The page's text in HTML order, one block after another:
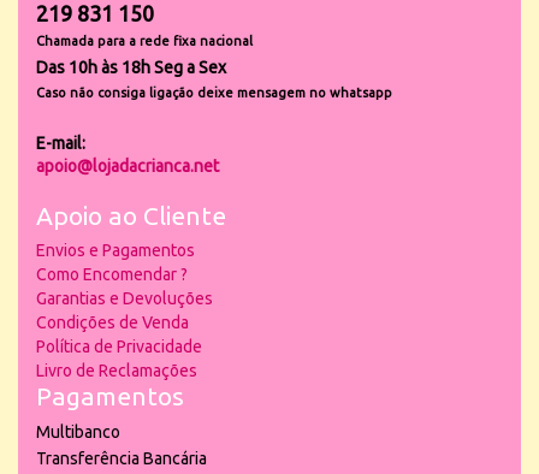
219 831 150
Chamada para a rede fixa nacional
Das 10h às 18h Seg a Sex
Caso não consiga ligação deixe mensagem no whatsapp
E-mail:
apoio@lojadacrianca.net
Apoio ao Cliente
Envios e Pagamentos
Como Encomendar ?
Garantias e Devoluções
Condições de Venda
Política de Privacidade
Livro de Reclamações
Pagamentos
Multibanco
Transferência Bancária